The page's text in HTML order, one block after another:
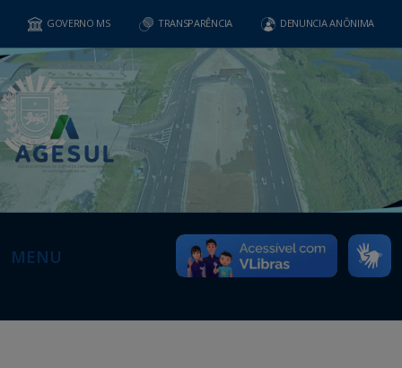
GOVERNO MS TRANSPARÊNCIA DENUNCIA ANÔNIMA
MENU